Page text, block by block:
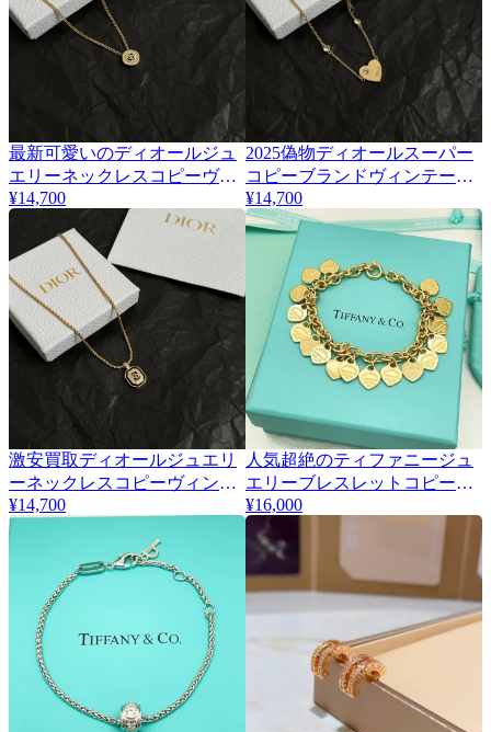
最新可愛いのディオールジュ
エリーネックレスコピーヴィ
ンテージ真鍮素材 420730
¥14,700
2025偽物ディオールスーパー
コピーブランドヴィンテージ
ネックレス真鍮素材 420731
¥14,700
激安買取ディオールジュエリ
ーネックレスコピーヴィンテ
ージ甘い気質 420732
¥14,700
人気超絶のティファニージュ
エリーブレスレットコピーハ
ートゴールド 417691信用第一
¥16,000